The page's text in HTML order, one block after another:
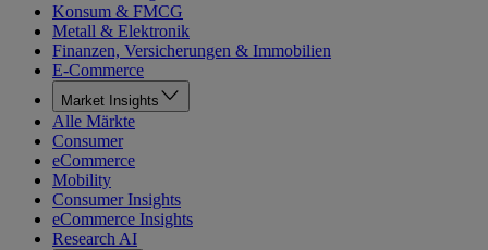
Konsum & FMCG
Metall & Elektronik
Finanzen, Versicherungen & Immobilien
E-Commerce
Market Insights
Alle Märkte
Consumer
eCommerce
Mobility
Consumer Insights
eCommerce Insights
Research AI